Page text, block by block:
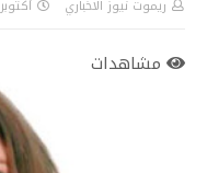
ريموت نيوز الاخباري أكتوبر 31, 2020
مشاهدات